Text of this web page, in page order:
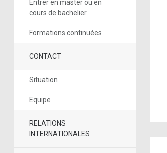
Entrer en master ou en
cours de bachelier
Formations continuées
CONTACT
Situation
Equipe
RELATIONS
INTERNATIONALES